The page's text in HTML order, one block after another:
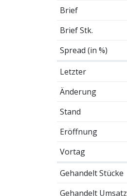
Brief
Brief Stk.
Spread (in %)
Letzter
Änderung
Stand
Eröffnung
Vortag
Gehandelt Stücke
Gehandelt Umsatz